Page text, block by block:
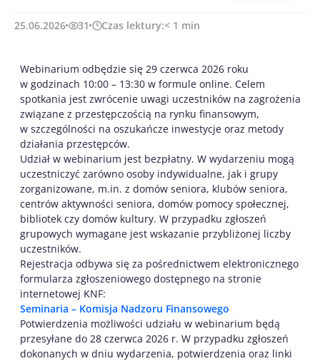
25.06.2026 31 Czas lektury:< 1 min
Webinarium odbędzie się 29 czerwca 2026 roku
w godzinach 10:00 – 13:30 w formule online. Celem
spotkania jest zwrócenie uwagi uczestników na zagrożenia
związane z przestępczością na rynku finansowym,
w szczególności na oszukańcze inwestycje oraz metody
działania przestępców.
Udział w webinarium jest bezpłatny. W wydarzeniu mogą
uczestniczyć zarówno osoby indywidualne, jak i grupy
zorganizowane, m.in. z domów seniora, klubów seniora,
centrów aktywności seniora, domów pomocy społecznej,
bibliotek czy domów kultury. W przypadku zgłoszeń
grupowych wymagane jest wskazanie przybliżonej liczby
uczestników.
Rejestracja odbywa się za pośrednictwem elektronicznego
formularza zgłoszeniowego dostępnego na stronie
internetowej KNF:
Seminaria – Komisja Nadzoru Finansowego
Potwierdzenia możliwości udziału w webinarium będą
przesyłane do 28 czerwca 2026 r. W przypadku zgłoszeń
dokonanych w dniu wydarzenia, potwierdzenia oraz linki